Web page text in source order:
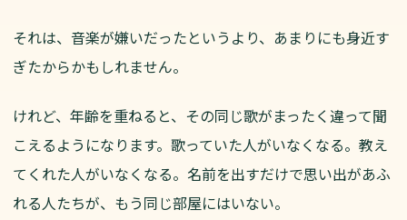
それは、音楽が嫌いだったというより、あまりにも身近す
ぎたからかもしれません。
けれど、年齢を重ねると、その同じ歌がまったく違って聞
こえるようになります。歌っていた人がいなくなる。教え
てくれた人がいなくなる。名前を出すだけで思い出があふ
れる人たちが、もう同じ部屋にはいない。